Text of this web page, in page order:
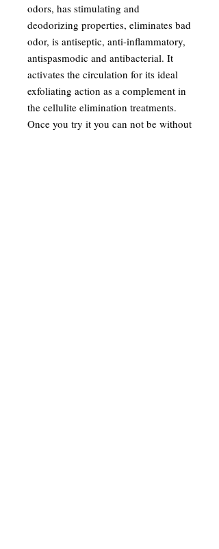
odors, has stimulating and
deodorizing properties, eliminates bad
odor, is antiseptic, anti-inflammatory,
antispasmodic and antibacterial. It
activates the circulation for its ideal
exfoliating action as a complement in
the cellulite elimination treatments.
Once you try it you can not be without